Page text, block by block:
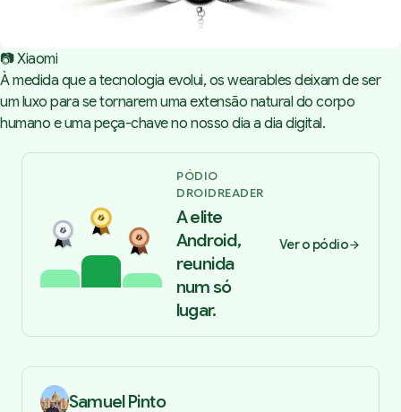
📷 Xiaomi
À medida que a tecnologia evolui, os wearables deixam de ser
um luxo para se tornarem uma extensão natural do corpo
humano e uma peça-chave no nosso dia a dia digital.
PÓDIO
DROIDREADER
A elite
Android,
reunida
num só
lugar.
Ver o pódio
Samuel Pinto